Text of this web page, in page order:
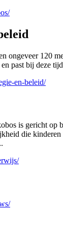
ongeveer 120
past bij deze
en-beleid/
is gericht op
die